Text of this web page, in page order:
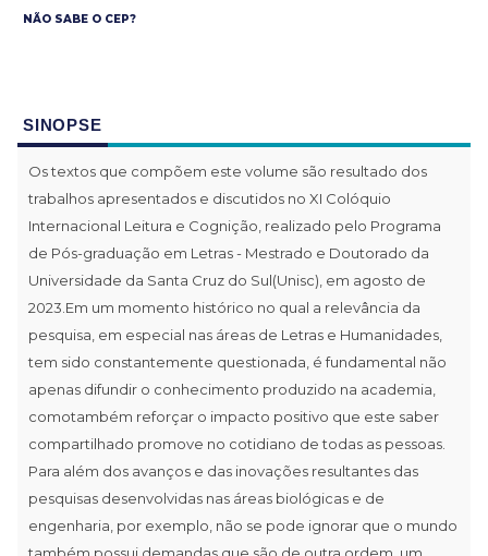
NÃO SABE O CEP?
SINOPSE
Os textos que compõem este volume são resultado dos
trabalhos apresentados e discutidos no XI Colóquio
Internacional Leitura e Cognição, realizado pelo Programa
de Pós-graduação em Letras - Mestrado e Doutorado da
Universidade da Santa Cruz do Sul(Unisc), em agosto de
2023.Em um momento histórico no qual a relevância da
pesquisa, em especial nas áreas de Letras e Humanidades,
tem sido constantemente questionada, é fundamental não
apenas difundir o conhecimento produzido na academia,
comotambém reforçar o impacto positivo que este saber
compartilhado promove no cotidiano de todas as pessoas.
Para além dos avanços e das inovações resultantes das
pesquisas desenvolvidas nas áreas biológicas e de
engenharia, por exemplo, não se pode ignorar que o mundo
também possui demandas que são de outra ordem, um